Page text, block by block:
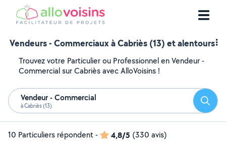
Vendeurs - Commerciaux à Cabriès (13) et alentours
Trouvez votre Particulier ou Professionnel en Vendeur -
Commercial sur Cabriès avec AlloVoisins !
Vendeur - Commercial
à Cabriès (13)
10 Particuliers répondent- 4,8/5 (330 avis)